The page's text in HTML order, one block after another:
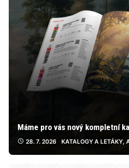
Máme pro vás nový kompletní
28. 7. 2026 KATALOGY A LETÁKY,